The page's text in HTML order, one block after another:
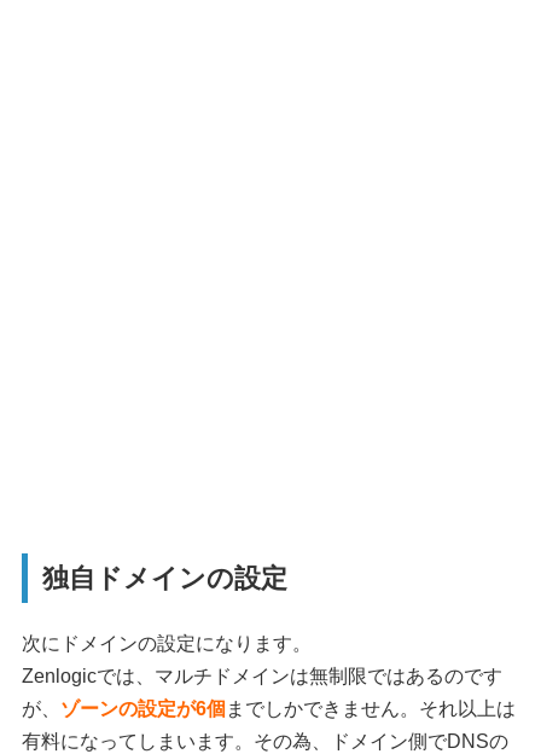
独自ドメインの設定
次にドメインの設定になります。
Zenlogicでは、マルチドメインは無制限ではあるのです
が、 ゾーンの設定が6個 までしかできません。それ以上は
有料になってしまいます。その為、ドメイン側でDNSの